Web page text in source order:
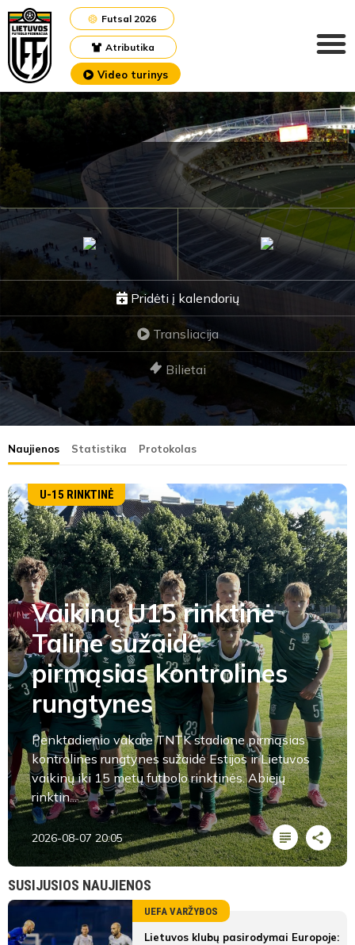
Atributika
Futsal 2026
Video turinys
Pridėti į kalendorių
Transliacija
Bilietai
Naujienos Statistika Protokolas
U-15 RINKTINĖ
Vaikinų U15 rinktinė
Taline sužaidė
pirmąsias kontrolines
rungtynes
Penktadienio vakare TNTK stadione pirmąsias
kontrolines rungtynes sužaidė Estijos ir Lietuvos
vaikinų iki 15 metų futbolo rinktinės. Abiejų
rinktin...
2026-08-07 20:05
SUSIJUSIOS NAUJIENOS
UEFA VARŽYBOS
Lietuvos klubų pasirodymai Europoje: